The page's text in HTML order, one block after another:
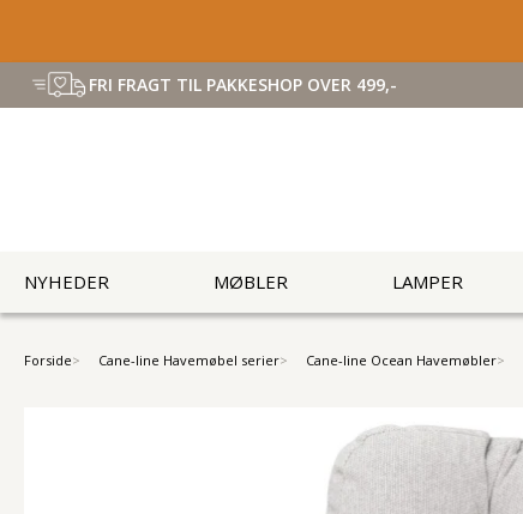
FRI FRAGT TIL PAKKESHOP OVER 499,-
NYHEDER MØBLER LAMPER
Forside Cane-line Havemøbel serier Cane-line Ocean Havemøbler